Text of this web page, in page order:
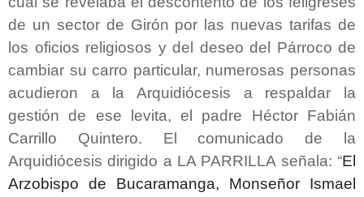
de un sector de Girón por las nuevas tarifas de
los oficios religiosos y del deseo del Párroco de
cambiar su carro particular, numerosas personas
acudieron a la Arquidiócesis a respaldar la
gestión de ese levita, el padre Héctor Fabián
Carrillo Quintero. El comunicado de la
Arquidiócesis dirigido a LA PARRILLA señala: “El
Arzobispo de Bucaramanga, Monseñor Ismael